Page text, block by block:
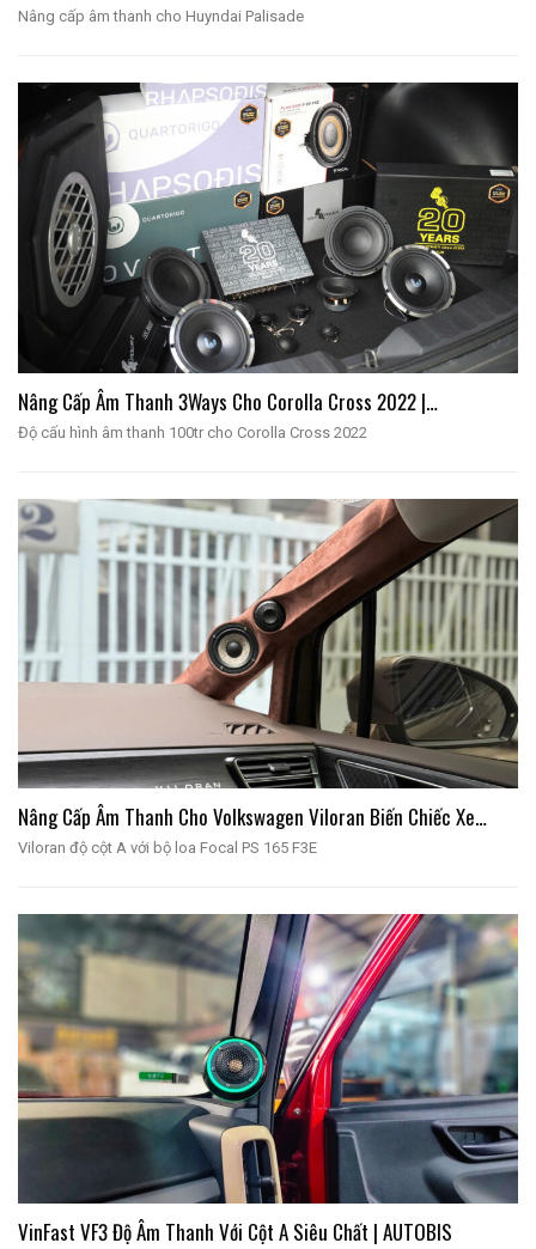
Nâng cấp âm thanh cho Huyndai Palisade
Nâng Cấp Âm Thanh 3Ways Cho Corolla Cross 2022 |…
Độ cấu hình âm thanh 100tr cho Corolla Cross 2022
Nâng Cấp Âm Thanh Cho Volkswagen Viloran Biến Chiếc Xe…
Viloran độ cột A với bộ loa Focal PS 165 F3E
VinFast VF3 Độ Âm Thanh Với Cột A Siêu Chất | AUTOBIS